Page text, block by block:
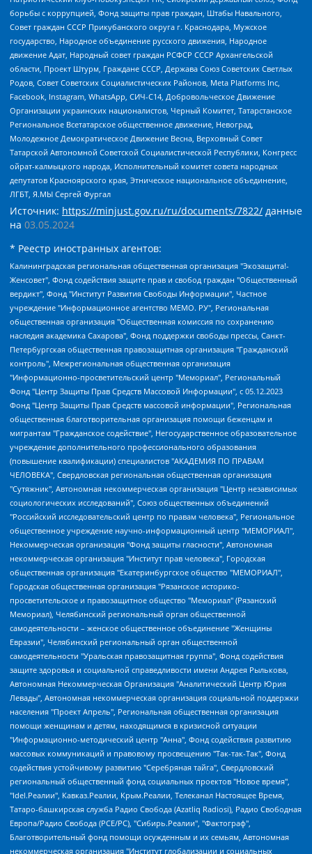
борьбы с коррупцией, Фонд защиты прав граждан, Штабы Навального,
Совет граждан СССР Прикубанского округа г. Краснодара, Мужское
государство, Народное объединение русского движения, Народное
движение Адат, Народный совет граждан РСФСР СССР Архангельской
области, Проект Штурм, Граждане СССР, Держава Союз Советских Светлых
Родов, Совет Советских Социалистических Районов, Meta Platforms Inc,
Facebook, Instagram, WhatsApp, СИЧ-С14, Добровольческое Движение
Организации украинских националистов, Черный Комитет, Татарстанское
Региональное Всетатарское общественное движение, Невоград,
Молодежное Демократическое Движение Весна, Верховный Совет
Татарской Автономной Советской Социалистической Республики, Конгресс
ойрат-калмыцкого народа, Исполнительный комитет совета народных
депутатов Красноярского края, Этническое национальное объединение,
ЛГБТ, Я.МЫ Сергей Фургал
Источник: https://minjust.gov.ru/ru/documents/7822/ данные
на 03.05.2024
* Реестр иностранных агентов:
Калининградская региональная общественная организация "Экозащита!-Женсовет", Фонд содействия защите прав и свобод граждан "Общественный вердикт", Фонд "Институт Развития Свободы Информации", Частное учреждение "Информационное агентство МЕМО. РУ", Региональная общественная организация "Общественная комиссия по сохранению наследия академика Сахарова", Фонд поддержки свободы прессы, Санкт-Петербургская общественная правозащитная организация "Гражданский контроль", Межрегиональная общественная организация "Информационно-просветительский центр "Мемориал", Региональный Фонд "Центр Защиты Прав Средств Массовой Информации", с 05.12.2023 Фонд "Центр Защиты Прав Средств массовой информации", Региональная общественная благотворительная организация помощи беженцам и мигрантам "Гражданское содействие", Негосударственное образовательное учреждение дополнительного профессионального образования (повышение квалификации) специалистов "АКАДЕМИЯ ПО ПРАВАМ ЧЕЛОВЕКА", Свердловская региональная общественная организация "Сутяжник", Автономная некоммерческая организация "Центр независимых социологических исследований", Союз общественных объединений "Российский исследовательский центр по правам человека", Региональное общественное учреждение научно-информационный центр "МЕМОРИАЛ", Некоммерческая организация "Фонд защиты гласности", Автономная некоммерческая организация "Институт прав человека", Городская общественная организация "Екатеринбургское общество "МЕМОРИАЛ", Городская общественная организация "Рязанское историко-просветительское и правозащитное общество "Мемориал" (Рязанский Мемориал), Челябинский региональный орган общественной самодеятельности – женское общественное объединение "Женщины Евразии", Челябинский региональный орган общественной самодеятельности "Уральская правозащитная группа", Фонд содействия защите здоровья и социальной справедливости имени Андрея Рылькова, Автономная Некоммерческая Организация "Аналитический Центр Юрия Левады", Автономная некоммерческая организация социальной поддержки населения "Проект Апрель", Региональная общественная организация помощи женщинам и детям, находящимся в кризисной ситуации "Информационно-методический центр "Анна", Фонд содействия развитию массовых коммуникаций и правовому просвещению "Так-так-Так", Фонд содействия устойчивому развитию "Серебряная тайга", Свердловский региональный общественный фонд социальных проектов "Новое время", "Idel.Реалии", Кавказ.Реалии, Крым.Реалии, Телеканал Настоящее Время, Татаро-башкирская служба Радио Свобода (Azatliq Radiosi), Радио Свободная Европа/Радио Свобода (PCE/PC), "Сибирь.Реалии", "Фактограф", Благотворительный фонд помощи осужденным и их семьям, Автономная некоммерческая организация "Институт глобализации и социальных движений", Фонд "В защиту прав заключенных", Частное учреждение "Центр поддержки и содействия развитию средств массовой информации", Пензенский региональный общественный благотворительный фонд "Гражданский союз", "Север.Реалии", Некоммерческая организация Фонд "Правовая инициатива", Общество с ограниченной ответственностью "Радио Свободная Европа/Радио Свобода", Чешское информационное агентство "MEDIUM-ORIENT", Красноярская региональная общественная организация "Мы против СПИДа", Камалягин Денис Николаевич, Маркелов Сергей Евгеньевич, Пономарев Лев Александрович, Савицкая Людмила Алексеевна, Автономная некоммерческая организация "Центр по работе с проблемой насилия "НАСИЛИЮ.НЕТ", Межрегиональный профессиональный союз работников здравоохранения "Альянс врачей", Юридическое лицо, зарегистрированное в Латвийской Республике, SIA "Medusa Project" (регистрационный номер 40103797863, дата регистрации 10.06.2014), Некоммерческая организация "Фонд по борьбе с коррупцией", Автономная некоммерческая организация "Институт права и публичной политики", Баданин Роман Сергеевич, Гликин Максим Александрович, Железнова Мария Михайловна, Лукьянова Юлия Сергеевна, Маетная Елизавета Витальевна, Маняхин Петр Борисович, Чуракова Ольга Владимировна, Ярош Юлия Петровна, Юридическое лицо "The Insider SIA", зарегистрированное в Риге, Латвийская Республика (дата регистрации 26.06.2015), являющееся администратором доменного имени интернет-издания "The Insider SIA", https://theins.ru, Постернак Алексей Евгеньевич, Рубин Михаил Аркадьевич, Анин Роман Александрович, Юридическое лицо Istories fonds, зарегистрированное в Латвийской Республике (регистрационный номер 50008295751, дата регистрации 24.02.2020), Великовский Дмитрий Александрович, Долинина Ирина Николаевна, Мароховская Алеся Алексеевна, Шлейнов Роман Юрьевич, Шмагун Олеся Валентиновна, Общество с ограниченной ответственностью "Альтаир 2021", Общество с ограниченной ответственностью "Вега 2021", Общество с ограниченной ответственностью "Главный редактор 2021", Общество с ограниченной ответственностью "Ромашки монолит", Важенков Артем Валерьевич, Ивановская областная общественная организация "Центр гендерных исследований", Гурман Юрий Альбертович, Медиапроект "ОВД-Инфо", Егоров Владимир Владимирович, Жилинский Владимир Александрович, Общество с ограниченной ответственностью "ЗП", Иванова София Юрьевна, Карезина Инна Павловна, Кильтау Екатерина Викторовна, Петров Алексей Викторович, Пискунов Сергей Евгеньевич, Смирнов Сергей Сергеевич, Тихонов Михаил Сергеевич, Общество с ограниченной ответственностью "ЖУРНАЛИСТ-ИНОСТРАННЫЙ АГЕНТ", Арапова Галина Юрьевна, Вольтская Татьяна Анатольевна, Американская компания "Mason G.E.S. Anonymous Foundation" (США), являющаяся владельцем интернет-издания https://mnews.world/, Компания "Stichting Bellingcat", зарегистрированная в Нидерландах (дата регистрации 11.07.2018), Захаров Андрей Вячеславович, Клепиковская Екатерина Дмитриевна, Общество с ограниченной ответственностью "МЕМО", Перл Роман Александрович, Симонов Евгений Алексеевич, Соловьева Елена Анатольевна, Сотников Даниил Владимирович, Сурначева Елизавета Дмитриевна, Автономная некоммерческая организация по защите прав человека и информированию населения "Якутия – Наше Мнение", Общество с ограниченной ответственностью "Москоу диджитал медиа", с 26.01.2023 Общество с ограниченной ответственностью "Чайка Белые сады", Ветошкина Валерия Валерьевна, Заговора Максим Александрович, Межрегиональное общественное движение "Российская ЛГБТ - сеть", Оленичев Максим Владимирович, Павлов Иван Юрьевич, Скворцова Елена Сергеевна, Общество с ограниченной ответственностью "Как бы инагент", Кочетков Игорь Викторович, Общество с ограниченной ответственностью "Честные выборы", Еланчик Олег Александрович, Общество с ограниченной ответственностью "Нобелевский призыв", Гималова Регина Эмилевна, Григорьев Андрей Валерьевич, Григорьева Алина Александровна, Ассоциация по содействию защите прав призывников, альтернативнослужащих и военнослужащих "Правозащитная группа "Гражданин.Армия.Право", Хисамова Регина Фаритовна, Автономная некоммерческая организация по реализации социально-правовых программ "Лилит", Дальневосточное общественное движение "Маяк", Санкт-Петербургская ЛГБТ-инициативная группа "Выход", Инициативная группа ЛГБТ+ "Реверс", Алексеев Андрей Викторович, Бекбулатова Таисия Львовна, Беляев Иван Михайлович, Владыкина Елена Сергеевна, Гельман Марат Александрович, Никульшина Вероника Юрьевна, Толоконникова Надежда Андреевна, Шендерович Виктор Анатольевич, Общество с ограниченной ответственностью "Данное сообщение", Общество с ограниченной ответственностью Издательский дом "Новая глава", Айнбиндер Александра Александровна, Московский комьюнити-центр для ЛГБТ+инициатив, Благотворительный фонд развития филантропии, Deutsche Welle (Германия, Kurt-Schumacher-Strasse 3, 53113 Bonn), Борзунова Мария Михайловна, Воробьев Виктор Викторович, Голубева Анна Львовна, Константинова Алла Михайловна, Малкова Ирина Владимировна, Мурадов Мурад Абдулгалимович, Осетинская Елизавета Николаевна, Понасенков Евгений Николаевич, Ганапольский Матвей Юрьевич, Киселев Евгений Алексеевич, Борухович Ирина Григорьевна, Дремин Иван Тимофеевич, Дубровский Дмитрий Викторович, Красноярская региональная общественная организация поддержки и развития альтернативных образовательных технологий и межкультурных коммуникаций "ИНТЕРРА", Маяковская Екатерина Алексеевна, Фейгин Марк Захарович, Филимонов Андрей Викторович, Дзугкоева Регина Николаевна, Доброхотов Роман Александрович, Дудь Юрий Александрович, Елкин Сергей Владимирович, Кругликов Кирилл Игоревич, Сабунаева Мария Леонидовна, Семенов Алексей Владимирович, Шаинян Карен Багратович, Шульман Екатерина Михайловна, Асафьев Артур Валерьевич, Вахштайн Виктор Семенович, Венедиктов Алексей Алексеевич, Лушникова Екатерина Евгеньевна, Волков Леонид Михайлович, Невзоров Александр Глебович, Пархоменко Сергей Борисович, Сироткин Ярослав Николаевич, Кара-Мурза Владимир Владимирович, Баранова Наталья Владимировна, Гозман Леонид Яковлевич, Кагарлицкий Борис Юльевич, Климарев Михаил Валерьевич, Милов Владимир Станиславович, Автономная некоммерческая организация Краснодарский центр современного искусства "Типография", Моргенштерн Алишер Тагирович, Соболь Любовь Эдуардовна, Общество с ограниченной ответственностью "ЛИЗА НОРМ", Каспаров Гарри Кимович, Ходорковский Михаил Борисович, Общество с ограниченной ответственностью "Апрельские тезисы", Данилович Ирина Брониславовна, Кашин Олег Владимирович, Петров Николай Владимирович, Пивоваров Алексей Владимирович, Соколов Михаил Владимирович, Цветкова Юлия Владимировна, Чичваркин Евгений Александрович, Комитет против пыток/Команда против пыток, Общество с ограниченной ответственностью "Первый научный", Общество с ограниченной ответственностью "Вертолет и ко", Белоцерковская Вероника Борисовна, Кац Максим Евгеньевич, Лазарева Татьяна Юрьевна, Шаведдинов Руслан Табризович, Яшин Илья Валерьевич, Общество с ограниченной ответственностью "Иноагент ААВ", Алешковский Дмитрий Петрович, Альбац Евгения Марковна, Быков Дмитрий Львович, Галямина Юлия Евгеньевна, Лойко Сергей Леонидович, Мартынов Кирилл Константинович, Медведев Сергей Александрович, Крашенинников Федор Геннадиевич, Гордеева Катерина Вл